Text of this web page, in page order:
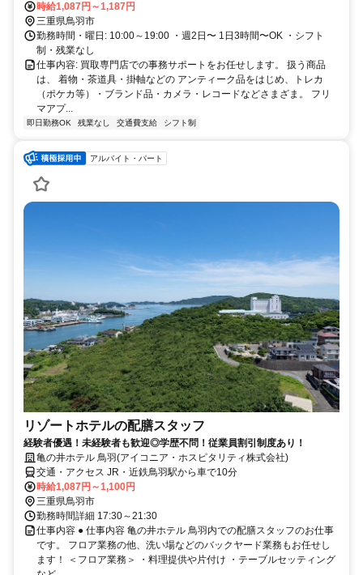
時給1,087円～1,187円
三重県鳥羽市
勤務時間・曜日: 10:00～19:00 ・週2日〜 1日3時間〜OK ・シフト
制・残業なし
仕事内容: 買取専門店での事務サポートをお任せします。 扱う商品
は、 着物・茶道具・掛軸などの アンティーク品をはじめ、トレカ
（ポケカ等）・ブランド品・カメラ・レコードなどさまざま。 フリ
マアプ...
即日勤務OK 残業なし 交通費支給 シフト制
アルバイト・パート
リゾートホテルの配膳スタッフ
経験者優遇！未経験者も歓迎◎学歴不問！従業員割引制度あり！
亀の井ホテル 鳥羽(アイコニア・ホスピタリティ株式会社)
交通・アクセス JR・近鉄鳥羽駅から車で10分
時給1,087円～1,100円
三重県鳥羽市
勤務時間詳細 17:30～21:30
仕事内容 ● 仕事内容 亀の井ホテル 鳥羽内での配膳スタッフのお仕事
です。 フロア業務の他、洗い場などのバックヤード業務もお任せし
ます！ ＜フロア業務＞ ・料理提供や片付け ・テーブルセッティング